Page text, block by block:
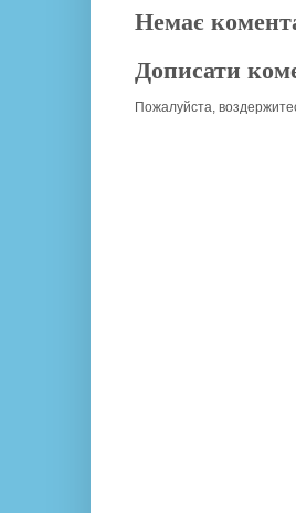
Немає
Дописати
Пожалуйста,